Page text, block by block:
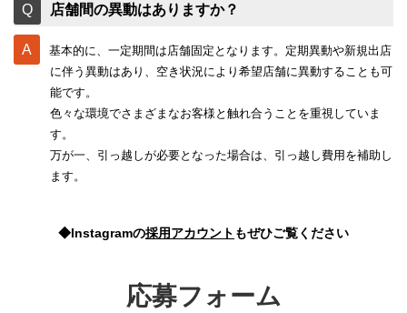
店舗間の異動はありますか？
基本的に、一定期間は店舗固定となります。定期異動や新規出店
に伴う異動はあり、空き状況により希望店舗に異動することも可
能です。
色々な環境でさまざまなお客様と触れ合うことを重視していま
す。
万が一、引っ越しが必要となった場合は、引っ越し費用を補助し
ます。
◆Instagramの採用アカウント もぜひご覧ください
応募フォーム